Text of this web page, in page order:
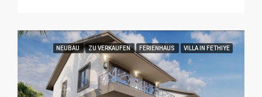
NEUBAU ZU VERKAUFEN FERIENHAUS VILLA IN FETHIYE